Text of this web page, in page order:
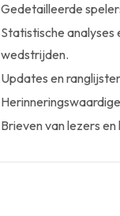
Gedetailleerde
Statistische
wedstrijden.
Updates en
Brieven van lezers